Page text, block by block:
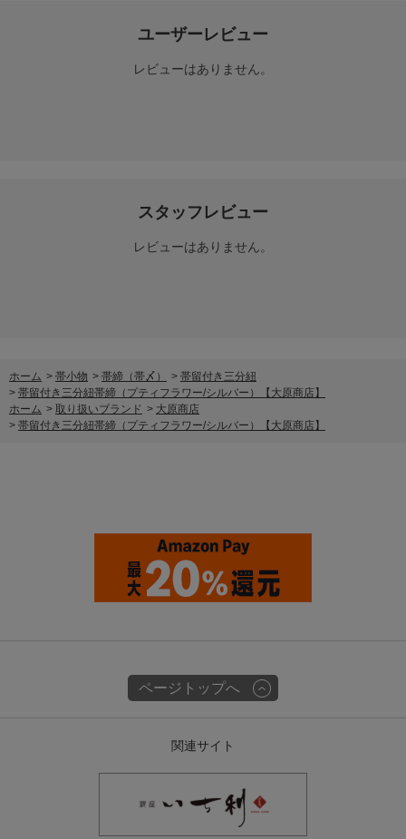
ユーザーレビュー
レビューはありません。
スタッフレビュー
レビューはありません。
ホーム > 帯小物 > 帯締（帯〆） > 帯留付き三分紐
> 帯留付き三分紐帯締（プティフラワー/シルバー）【大原商店】
ホーム > 取り扱いブランド > 大原商店
> 帯留付き三分紐帯締（プティフラワー/シルバー）【大原商店】
ページトップへ
関連サイト